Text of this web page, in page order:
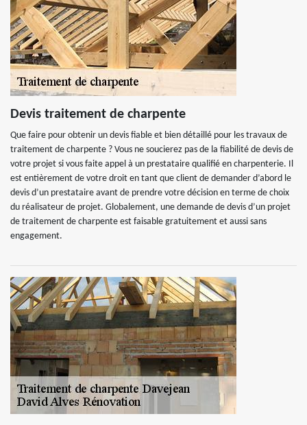
Devis traitement de charpente
Que faire pour obtenir un devis fiable et bien détaillé pour les travaux de
traitement de charpente ? Vous ne soucierez pas de la fiabilité de devis de
votre projet si vous faite appel à un prestataire qualifié en charpenterie. Il
est entièrement de votre droit en tant que client de demander d’abord le
devis d’un prestataire avant de prendre votre décision en terme de choix
du réalisateur de projet. Globalement, une demande de devis d’un projet
de traitement de charpente est faisable gratuitement et aussi sans
engagement.